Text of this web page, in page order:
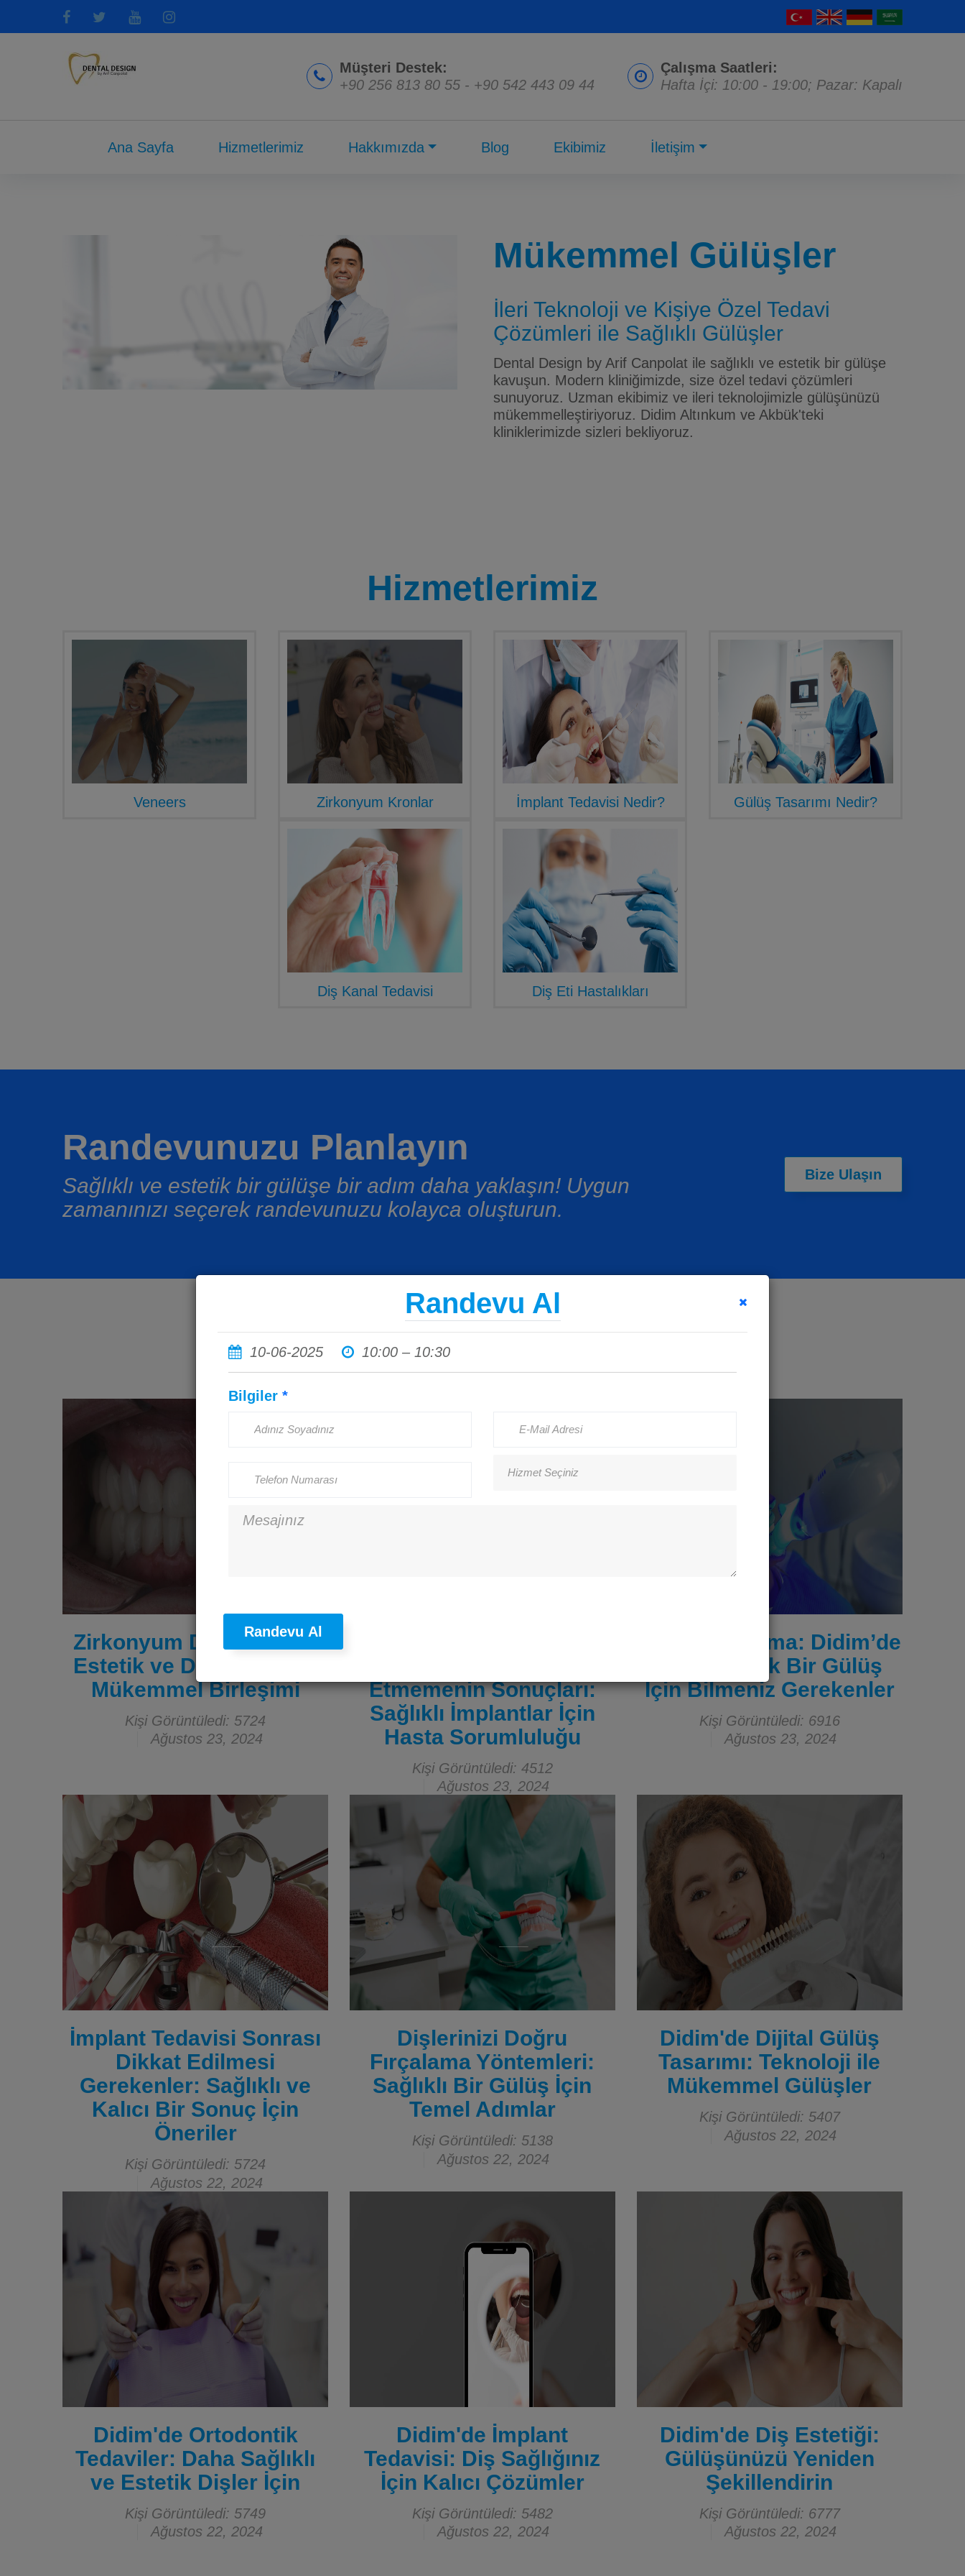
Müşteri Destek:
+90 256 813 80 55 - +90 542 443 09 44
Çalışma Saatleri:
Hafta İçi: 10:00 - 19:00; Pazar: Kapalı
Ana Sayfa Hizmetlerimiz Hakkımızda Blog Ekibimiz İletişim
Mükemmel Gülüşler
İleri Teknoloji ve Kişiye Özel Tedavi
Çözümleri ile Sağlıklı Gülüşler
Dental Design by Arif Canpolat ile sağlıklı ve estetik bir gülüşe
kavuşun. Modern kliniğimizde, size özel tedavi çözümleri
sunuyoruz. Uzman ekibimiz ve ileri teknolojimizle gülüşünüzü
mükemmelleştiriyoruz. Didim Altınkum ve Akbük'teki
kliniklerimizde sizleri bekliyoruz.
Hizmetlerimiz
Veneers Zirkonyum Kronlar İmplant Tedavisi Nedir? Gülüş Tasarımı Nedir?
Diş Kanal Tedavisi Diş Eti Hastalıkları
Randevunuzu Planlayın
Sağlıklı ve estetik bir gülüşe bir adım daha yaklaşın! Uygun
zamanınızı seçerek randevunuzu kolayca oluşturun.
Bize Ulaşın
Haberler
Zirkonyum Diş Kronları:
Estetik ve Dayanıklılığın
Mükemmel Birleşimi
Kişi Görüntüledi: 5724
Ağustos 23, 2024
Etmemenin Sonuçları:
Sağlıklı İmplantlar İçin
Hasta Sorumluluğu
Kişi Görüntüledi: 4512
Ağustos 23, 2024
Diş Beyazlatma: Didim’de
Daha Parlak Bir Gülüş
İçin Bilmeniz Gerekenler
Kişi Görüntüledi: 6916
Ağustos 23, 2024
İmplant Tedavisi Sonrası
Dikkat Edilmesi
Gerekenler: Sağlıklı ve
Kalıcı Bir Sonuç İçin
Öneriler
Kişi Görüntüledi: 5724
Ağustos 22, 2024
Dişlerinizi Doğru
Fırçalama Yöntemleri:
Sağlıklı Bir Gülüş İçin
Temel Adımlar
Kişi Görüntüledi: 5138
Ağustos 22, 2024
Didim'de Dijital Gülüş
Tasarımı: Teknoloji ile
Mükemmel Gülüşler
Kişi Görüntüledi: 5407
Ağustos 22, 2024
Didim'de Ortodontik
Tedaviler: Daha Sağlıklı
ve Estetik Dişler İçin
Kişi Görüntüledi: 5749
Ağustos 22, 2024
Didim'de İmplant
Tedavisi: Diş Sağlığınız
İçin Kalıcı Çözümler
Kişi Görüntüledi: 5482
Ağustos 22, 2024
Didim'de Diş Estetiği:
Gülüşünüzü Yeniden
Şekillendirin
Kişi Görüntüledi: 6777
Ağustos 22, 2024
Randevu Al
10-06-2025 10:00 – 10:30
Bilgiler *
Randevu Al